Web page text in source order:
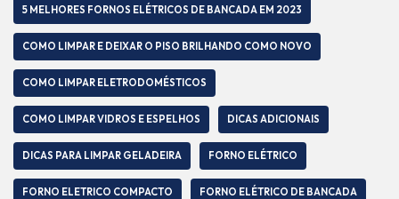
5 MELHORES FORNOS ELÉTRICOS DE BANCADA EM 2023
COMO LIMPAR E DEIXAR O PISO BRILHANDO COMO NOVO
COMO LIMPAR ELETRODOMÉSTICOS
COMO LIMPAR VIDROS E ESPELHOS DICAS ADICIONAIS
DICAS PARA LIMPAR GELADEIRA FORNO ELÉTRICO
FORNO ELETRICO COMPACTO FORNO ELÉTRICO DE BANCADA